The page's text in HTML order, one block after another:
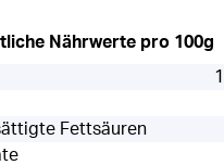
Nährwerte pro 100g
Fettsäuren